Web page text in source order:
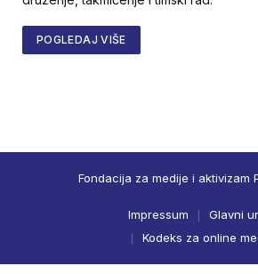
POGLEDAJ VIŠE
Fondacija za medije i aktivizam
Impressum
Glavni
Kodeks za online